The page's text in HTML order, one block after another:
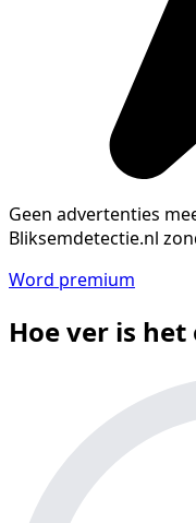
Geen advertenties
Bliksemdetectie.nl
Word premium
Hoe ver is het